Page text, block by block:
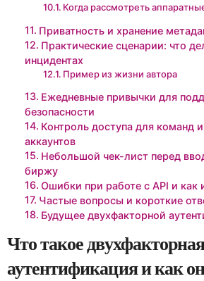
Когда рассмотреть
Приватность и хранение
Практические сценарии: что
инцидентах
Пример из жизни автора
Ежедневные привычки для
безопасности
Контроль доступа для команд
аккаунтов
Небольшой чек-лист перед
биржу
Ошибки при работе с API и как
Частые вопросы и короткие
Будущее двухфакторной
Что такое
аутентификация и как